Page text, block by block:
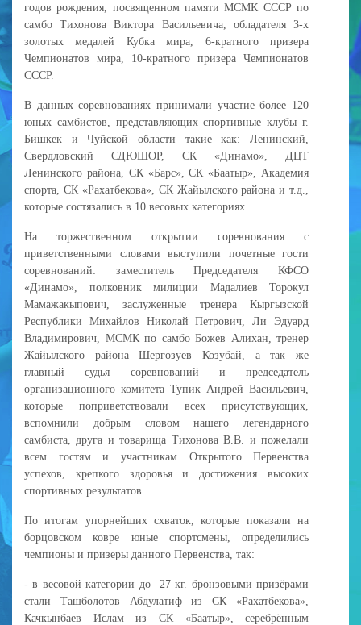
годов рождения, посвященном памяти МСМК СССР по
самбо Тихонова Виктора Васильевича, обладателя 3-х
золотых медалей Кубка мира, 6-кратного призера
Чемпионатов мира, 10-кратного призера Чемпионатов
СССР.
В данных соревнованиях принимали участие более 120
юных самбистов, представляющих спортивные клубы г.
Бишкек и Чуйской области такие как: Ленинский,
Свердловский СДЮШОР, СК «Динамо», ДЦТ
Ленинского района, СК «Барс», СК «Баатыр», Академия
спорта, СК «Рахатбекова», СК Жайылского района и т.д.,
которые состязались в 10 весовых категориях.
На торжественном открытии соревнования с
приветственными словами выступили почетные гости
соревнований: заместитель Председателя КФСО
«Динамо», полковник милиции Мадалиев Торокул
Мамажакыпович, заслуженные тренера Кыргызской
Республики Михайлов Николай Петрович, Ли Эдуард
Владимирович, МСМК по самбо Божев Алихан, тренер
Жайылского района Шергозуев Козубай, а так же
главный судья соревнований и председатель
организационного комитета Тупик Андрей Васильевич,
которые поприветствовали всех присутствующих,
вспомнили добрым словом нашего легендарного
самбиста, друга и товарища Тихонова В.В. и пожелали
всем гостям и участникам Открытого Первенства
успехов, крепкого здоровья и достижения высоких
спортивных результатов.
По итогам упорнейших схваток, которые показали на
борцовском ковре юные спортсмены, определились
чемпионы и призеры данного Первенства, так:
- в весовой категории до 27 кг. бронзовыми призёрами
стали Ташболотов Абдулатиф из СК «Рахатбекова»,
Качкынбаев Ислам из СК «Баатыр», серебрённым